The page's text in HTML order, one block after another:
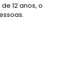
12 anos, o